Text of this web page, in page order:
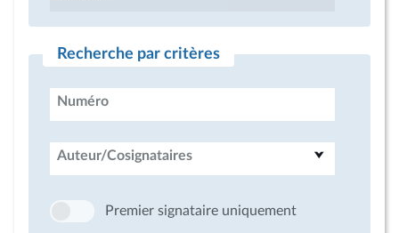
Recherche par critères
Numéro
Auteur/Cosignataires
Premier signataire uniquement